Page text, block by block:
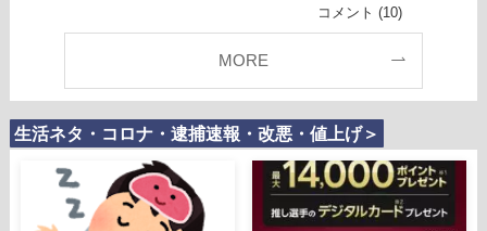
コメント (10)
MORE
生活ネタ・コロナ・逮捕速報・改悪・値上げ＞